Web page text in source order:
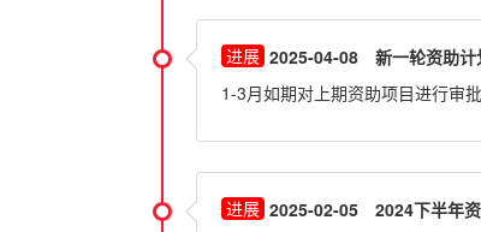
2025-04-08
新一轮资助
1-3月如期对上期资助项目进行审
2025-02-05
2024下半年